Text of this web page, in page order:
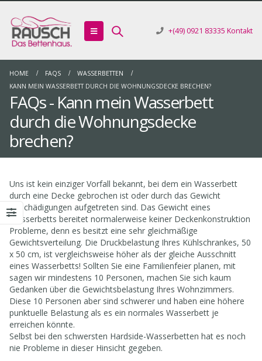
+(49) 0921 83335 Kontakt
HOME FAQS
WASSERBETTEN
KANN MEIN WASSERBETT DURCH DIE WOHNUNGSDECKE BRECHEN?
FAQs - Kann mein Wasserbett
durch die Wohnungsdecke
brechen?
Uns ist kein einziger Vorfall bekannt, bei dem ein Wasserbett
durch eine Decke gebrochen ist oder durch das Gewicht
Beschädigungen aufgetreten sind. Das Gewicht eines
Wasserbetts bereitet normalerweise keiner Deckenkonstruktion
Probleme, denn es besitzt eine sehr gleichmäßige
Gewichtsverteilung. Die Druckbelastung Ihres Kühlschrankes, 50
x 50 cm, ist vergleichsweise höher als der gleiche Ausschnitt
eines Wasserbetts! Sollten Sie eine Familienfeier planen, mit
sagen wir mindestens 10 Personen, machen Sie sich kaum
Gedanken über die Gewichtsbelastung Ihres Wohnzimmers.
Diese 10 Personen aber sind schwerer und haben eine höhere
punktuelle Belastung als es ein normales Wasserbett je
erreichen könnte.
Selbst bei den schwersten Hardside-Wasserbetten hat es noch
nie Probleme in dieser Hinsicht gegeben.